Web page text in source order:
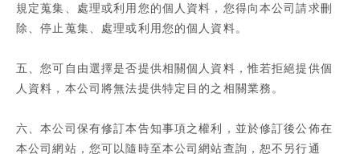
規定蒐集、處理或利用您的個人資料，您得向本公司請求刪
除、停止蒐集、處理或利用您的個人資料。
五、您可自由選擇是否提供相關個人資料，惟若拒絕提供個
人資料，本公司將無法提供特定目的之相關業務。
六、本公司保有修訂本告知事項之權利，並於修訂後公佈在
本公司網站，您可以隨時至本公司網站查詢，恕不另行通